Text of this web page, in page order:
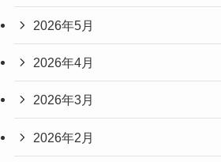
2026年5月
2026年4月
2026年3月
2026年2月